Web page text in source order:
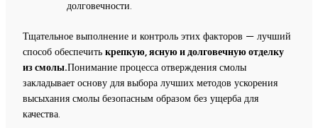
долговечности.
Тщательное выполнение и контроль этих факторов — лучший
способ обеспечить крепкую, ясную и долговечную отделку
из смолы.Понимание процесса отверждения смолы
закладывает основу для выбора лучших методов ускорения
высыхания смолы безопасным образом без ущерба для
качества.